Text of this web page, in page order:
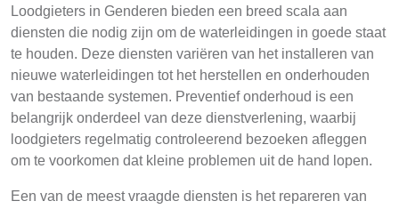
Loodgieters in Genderen bieden een breed scala aan
diensten die nodig zijn om de waterleidingen in goede staat
te houden. Deze diensten variëren van het installeren van
nieuwe waterleidingen tot het herstellen en onderhouden
van bestaande systemen. Preventief onderhoud is een
belangrijk onderdeel van deze dienstverlening, waarbij
loodgieters regelmatig controleerend bezoeken afleggen
om te voorkomen dat kleine problemen uit de hand lopen.
Een van de meest vraagde diensten is het repareren van